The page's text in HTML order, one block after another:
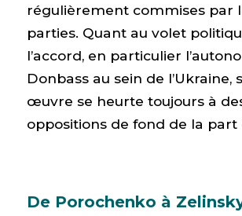
régulièrement commises par
parties. Quant au volet
l’accord, en particulier
Donbass au sein de l’Ukraine,
œuvre se heurte toujours à
oppositions de fond de la part
De Porochenko à